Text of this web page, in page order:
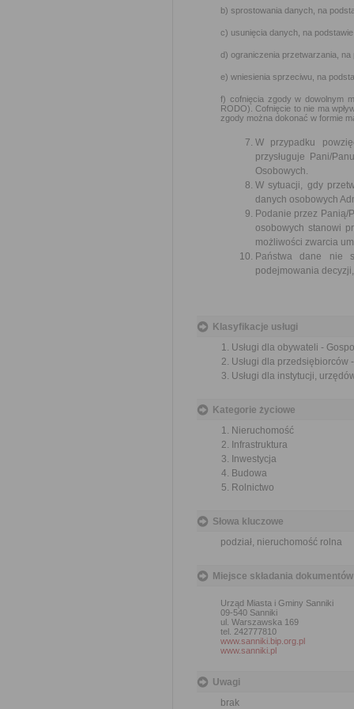
b) sprostowania danych, na
c) usunięcia danych, na
d) ograniczenia przetwarzania,
e) wniesienia sprzeciwu, na
f) cofnięcia zgody w dowolnym
RODO). Cofnięcie to nie ma
zgody można dokonać w formie
W przypadku
przysługuje Pani/
Osobowych.
W sytuacji, gdy
danych osobowych
Podanie przez Panią/
osobowych stanowi
możliwości zwarcia
Państwa dane nie
podejmowania
Klasyfikacje usługi
Usługi dla obywateli -
Usługi dla przedsiębiorców
Usługi dla instytucji,
Kategorie życiowe
Nieruchomość
Infrastruktura
Inwestycja
Budowa
Rolnictwo
Słowa kluczowe
podział, nieruchomość rolna
Miejsce składania dokumentów
Urząd Miasta i Gminy Sanniki
09-540 Sanniki
ul. Warszawska 169
tel. 242777810
www.sanniki.bip.org.pl
www.sanniki.pl
Uwagi
brak